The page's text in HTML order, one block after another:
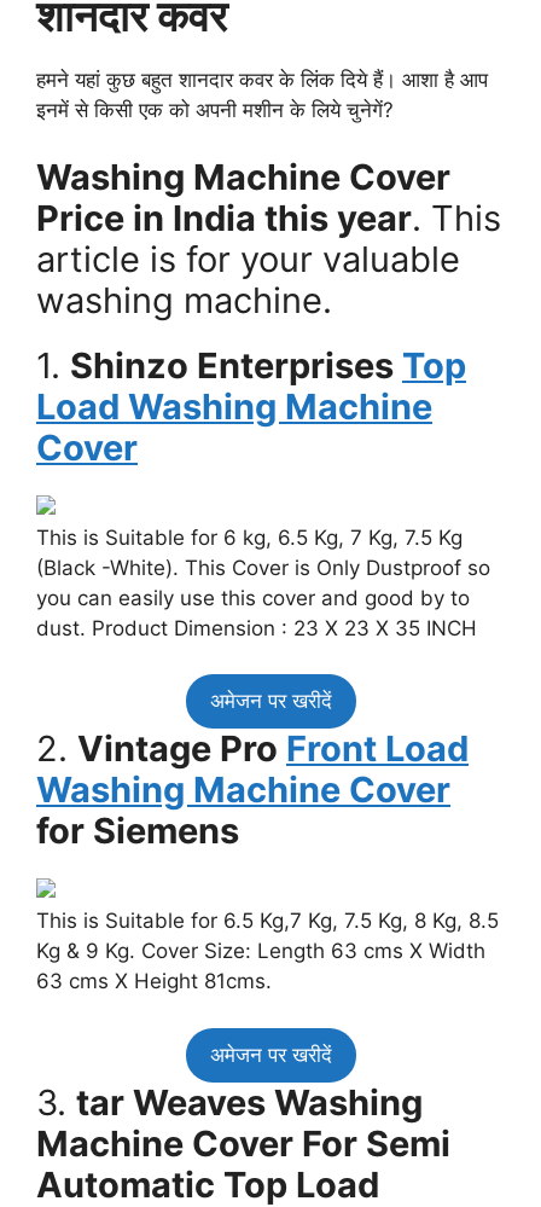
शानदार कवर
हमने यहां कुछ बहुत शानदार कवर के लिंक दिये हैं। आशा है आप
इनमें से किसी एक को अपनी मशीन के लिये चुनेगें?
Washing Machine Cover
Price in India this year. This
article is for your valuable
washing machine.
1. Shinzo Enterprises Top
Load Washing Machine
Cover
This is Suitable for 6 kg, 6.5 Kg, 7 Kg, 7.5 Kg
(Black -White). This Cover is Only Dustproof so
you can easily use this cover and good by to
dust. Product Dimension : 23 X 23 X 35 INCH
अमेजन पर खरीदें
2. Vintage Pro Front Load
Washing Machine Cover
for Siemens
This is Suitable for 6.5 Kg,7 Kg, 7.5 Kg, 8 Kg, 8.5
Kg & 9 Kg. Cover Size: Length 63 cms X Width
63 cms X Height 81cms.
अमेजन पर खरीदें
3. tar Weaves Washing
Machine Cover For Semi
Automatic Top Load